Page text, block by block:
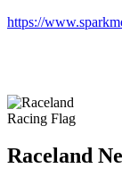
https://
Raceland